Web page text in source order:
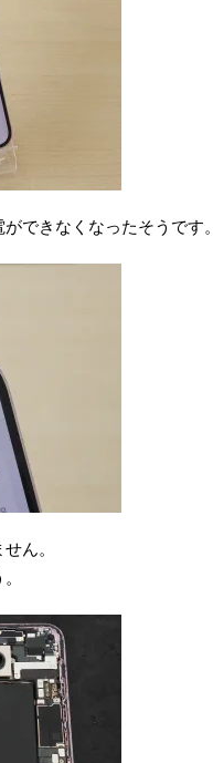
できなくなったそうです。
ん。